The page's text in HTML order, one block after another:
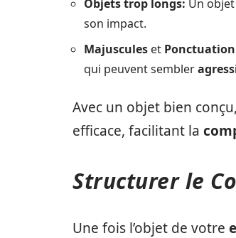
Objets trop longs: Un
son impact.
Majuscules et Ponctuation
qui peuvent sembler
Avec un objet bien
efficace, facilitant la
Structurer le
Une fois l’objet de votre